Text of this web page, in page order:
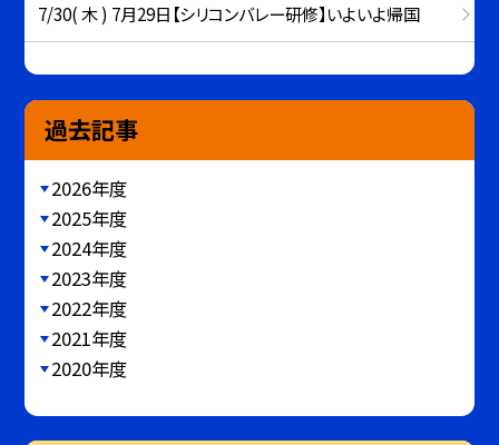
7/30( 木 ) 7月29日【シリコンバレー研修】いよいよ帰国
過去記事
2026年度
2025年度
2024年度
2023年度
2022年度
2021年度
2020年度